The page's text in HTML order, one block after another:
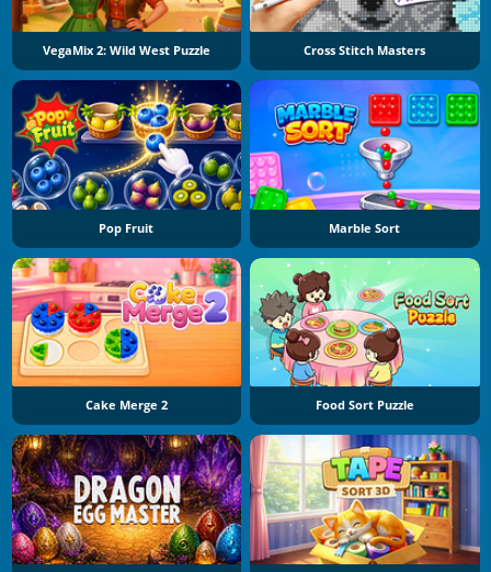
VegaMix 2: Wild West Puzzle Cross Stitch Masters
Pop Fruit Marble Sort
Cake Merge 2 Food Sort Puzzle